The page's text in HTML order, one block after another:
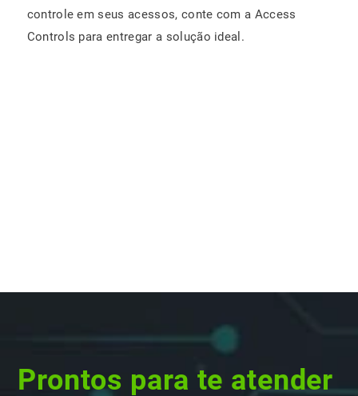
controle em seus acessos, conte com a Access
Controls para entregar a solução ideal.
Prontos para te atender